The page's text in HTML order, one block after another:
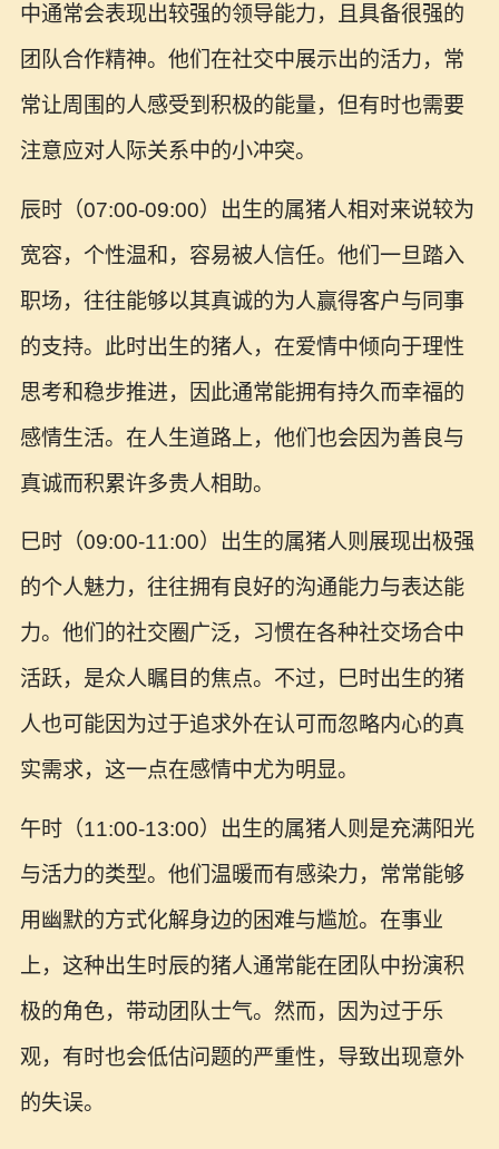
中通常会表现出较强的领导能力，且具备很强的
团队合作精神。他们在社交中展示出的活力，常
常让周围的人感受到积极的能量，但有时也需要
注意应对人际关系中的小冲突。
辰时（07:00-09:00）出生的属猪人相对来说较为
宽容，个性温和，容易被人信任。他们一旦踏入
职场，往往能够以其真诚的为人赢得客户与同事
的支持。此时出生的猪人，在爱情中倾向于理性
思考和稳步推进，因此通常能拥有持久而幸福的
感情生活。在人生道路上，他们也会因为善良与
真诚而积累许多贵人相助。
巳时（09:00-11:00）出生的属猪人则展现出极强
的个人魅力，往往拥有良好的沟通能力与表达能
力。他们的社交圈广泛，习惯在各种社交场合中
活跃，是众人瞩目的焦点。不过，巳时出生的猪
人也可能因为过于追求外在认可而忽略内心的真
实需求，这一点在感情中尤为明显。
午时（11:00-13:00）出生的属猪人则是充满阳光
与活力的类型。他们温暖而有感染力，常常能够
用幽默的方式化解身边的困难与尴尬。在事业
上，这种出生时辰的猪人通常能在团队中扮演积
极的角色，带动团队士气。然而，因为过于乐
观，有时也会低估问题的严重性，导致出现意外
的失误。